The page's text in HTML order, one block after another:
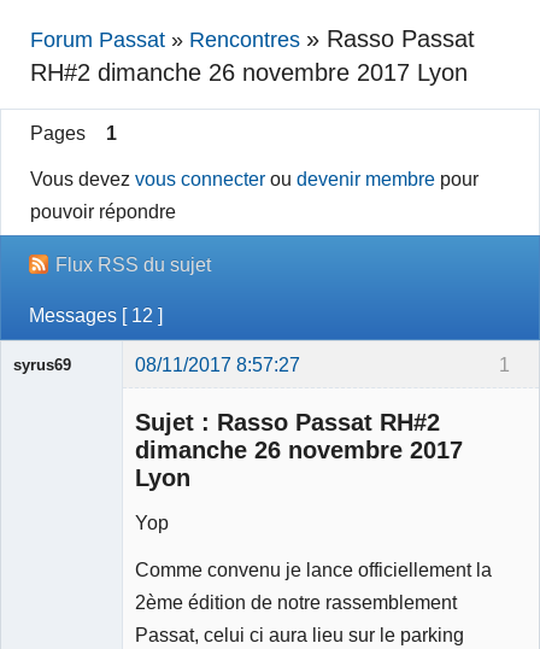
Forum Passat » Rencontres » Rasso Passat
RH#2 dimanche 26 novembre 2017 Lyon
Pages 1
Vous devezvous connecter oudevenir membre pour
pouvoir répondre
Flux RSS du sujet
Messages [ 12 ]
1
syrus69 08/11/2017 8:57:27
Sujet : Rasso Passat RH#2
dimanche 26 novembre 2017
Lyon
Yop
Comme convenu je lance officiellement la
2ème édition de notre rassemblement
Passat, celui ci aura lieu sur le parking